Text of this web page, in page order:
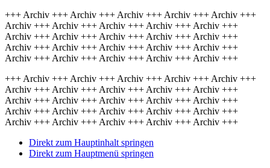
+++ Archiv +++ Archiv +++ Archiv +++ Archiv +++ Archiv +++
Archiv +++ Archiv +++ Archiv +++ Archiv +++ Archiv +++
Archiv +++ Archiv +++ Archiv +++ Archiv +++ Archiv +++
Archiv +++ Archiv +++ Archiv +++ Archiv +++ Archiv +++
Archiv +++ Archiv +++ Archiv +++ Archiv +++ Archiv +++
+++ Archiv +++ Archiv +++ Archiv +++ Archiv +++ Archiv +++
Archiv +++ Archiv +++ Archiv +++ Archiv +++ Archiv +++
Archiv +++ Archiv +++ Archiv +++ Archiv +++ Archiv +++
Archiv +++ Archiv +++ Archiv +++ Archiv +++ Archiv +++
Archiv +++ Archiv +++ Archiv +++ Archiv +++ Archiv +++
Direkt zum Hauptinhalt springen
Direkt zum Hauptmenü springen